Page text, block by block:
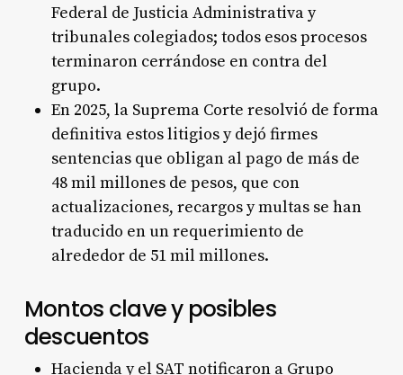
Federal de Justicia Administrativa y
tribunales colegiados; todos esos procesos
terminaron cerrándose en contra del
grupo.
En 2025, la Suprema Corte resolvió de forma
definitiva estos litigios y dejó firmes
sentencias que obligan al pago de más de
48 mil millones de pesos, que con
actualizaciones, recargos y multas se han
traducido en un requerimiento de
alrededor de 51 mil millones.
Montos clave y posibles
descuentos
Hacienda y el SAT notificaron a Grupo